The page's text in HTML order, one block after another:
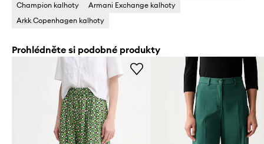
Champion kalhoty
Armani Exchange kalhoty
Arkk Copenhagen kalhoty
Prohlédněte si podobné produkty